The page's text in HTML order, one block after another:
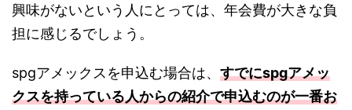
興味がないという人にとっては、年会費が大きな負
担に感じるでしょう。
spgアメックスを申込む場合は、 すでにspgアメッ
クスを持っている人からの紹介で申込むのが一番お